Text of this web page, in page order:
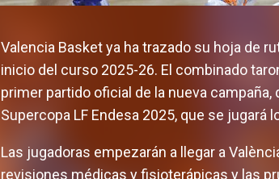
Valencia Basket ya ha trazado su hoja de
inicio del curso 2025-26. El combinado
primer partido oficial de la nueva
Supercopa LF Endesa 2025, que se
Las jugadoras empezarán a llegar a
revisiones médicas y fisioterápicas y las